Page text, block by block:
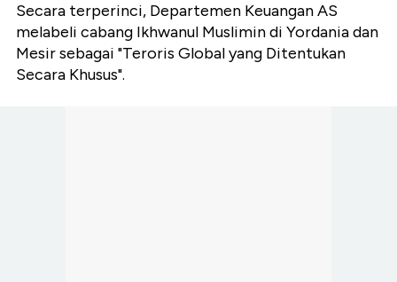
Secara terperinci, Departemen Keuangan AS
melabeli cabang Ikhwanul Muslimin di Yordania dan
Mesir sebagai "Teroris Global yang Ditentukan
Secara Khusus".